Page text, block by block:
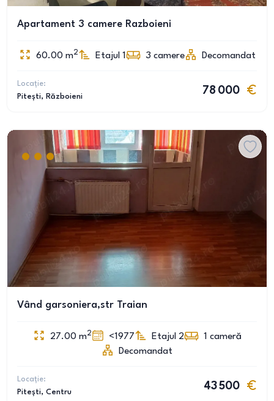
Apartament 3 camere Razboieni
60.00 m2 Etajul 1 3 camere Decomandat
Locație:
Pitești, Războieni
78 000
Vând garsoniera,str Traian
27.00 m2 <1977 Etajul 2 1 cameră
Decomandat
Locație:
Pitești, Centru
43 500